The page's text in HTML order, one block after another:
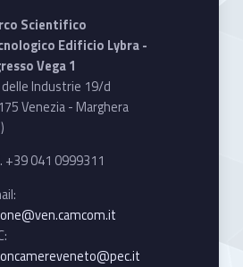
Scientifico
Edificio Lybra -
Vega 1
delle Industrie 19/d
Venezia - Marghera
number:
+39 041 0999311